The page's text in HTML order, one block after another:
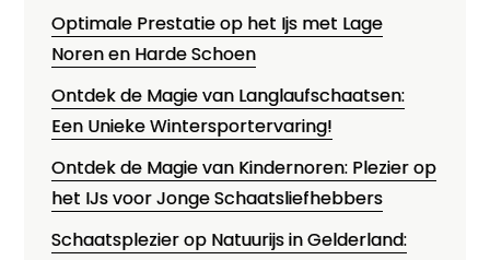
Optimale Prestatie op het Ijs met Lage
Noren en Harde Schoen
Ontdek de Magie van Langlaufschaatsen:
Een Unieke Wintersportervaring!
Ontdek de Magie van Kindernoren: Plezier op
het IJs voor Jonge Schaatsliefhebbers
Schaatsplezier op Natuurijs in Gelderland: